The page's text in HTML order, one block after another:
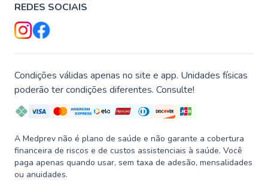
REDES SOCIAIS
Condições válidas apenas no site e app. Unidades físicas
poderão ter condições diferentes. Consulte!
A Medprev não é plano de saúde e não garante a cobertura
financeira de riscos e de custos assistenciais à saúde. Você
paga apenas quando usar, sem taxa de adesão, mensalidades
ou anuidades.